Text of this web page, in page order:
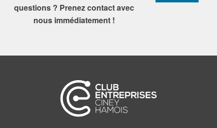
questions ? Prenez contact avec
nous immédiatement !